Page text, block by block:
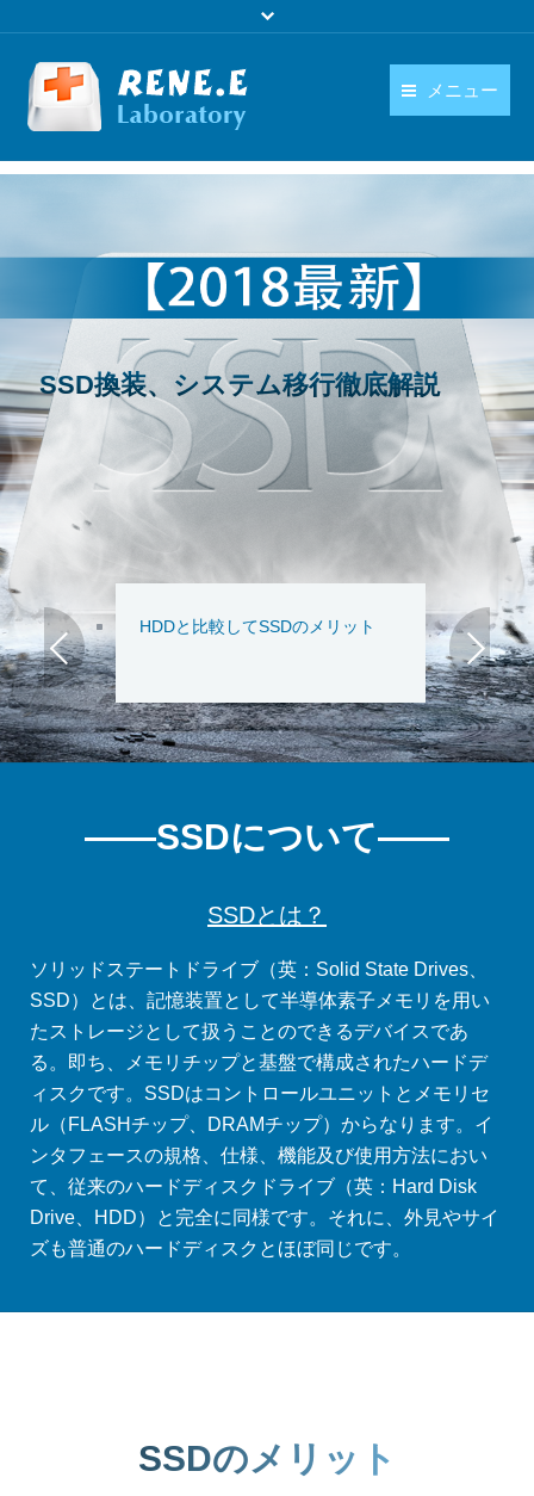
メニュー
製品
購入
お問い合わせ
日本語
SSD換装、システム移行徹底解説
HDDと比較してSSDのメリット
【最新版】SSDおすすめ
HDDからSSDへOS移行する方法
Renee Beccaのバックアップ/リカ
HDDと比較してSSDのメリット
【最新版】SSDおすすめ
HDDからSSDへOS移行する方法
Renee Beccaのバックアップ/リカ
——SSDについて——
SSDとは？
ソリッドステートドライブ（英：Solid State Drives、
SSD）とは、記憶装置として半導体素子メモリを用い
たストレージとして扱うことのできるデバイスであ
る。即ち、メモリチップと基盤で構成されたハードデ
ィスクです。SSDはコントロールユニットとメモリセ
ル（FLASHチップ、DRAMチップ）からなります。イ
ンタフェースの規格、仕様、機能及び使用方法におい
て、従来のハードディスクドライブ（英：Hard Disk
Drive、HDD）と完全に同様です。それに、外見やサイ
ズも普通のハードディスクとほぼ同じです。
SSDのメリット